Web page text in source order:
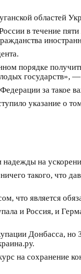
областей
в течение
порядке
государств»,
за такое
указание о
на
такого, что
что является
и Россия, и
Донбасса, но
на сохранение